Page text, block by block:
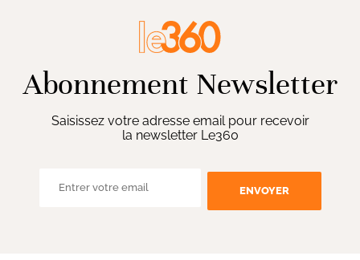
Abonnement Newsletter
Saisissez votre adresse email pour recevoir
la newsletter Le360
ENVOYER